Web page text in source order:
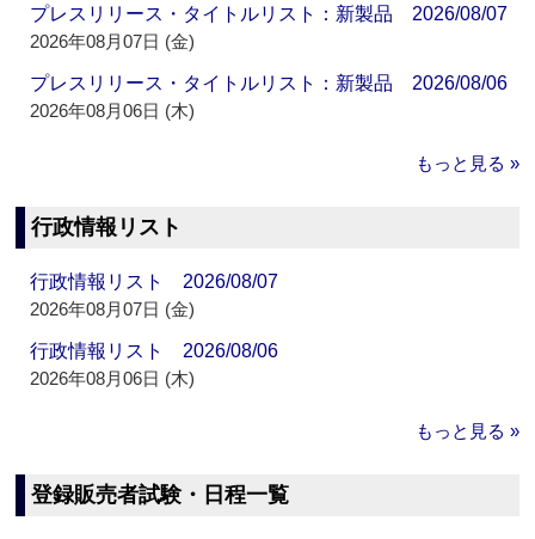
プレスリリース・タイトルリスト：新製品 2026/08/07
2026年08月07日 (金)
プレスリリース・タイトルリスト：新製品 2026/08/06
2026年08月06日 (木)
もっと見る »
行政情報リスト
行政情報リスト 2026/08/07
2026年08月07日 (金)
行政情報リスト 2026/08/06
2026年08月06日 (木)
もっと見る »
登録販売者試験・日程一覧